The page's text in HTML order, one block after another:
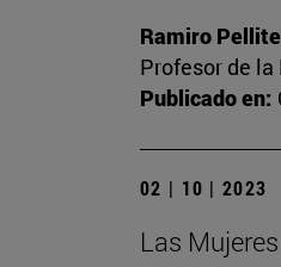
Ramiro
Profesor de
Publicado en:
02 | 10 | 2023
Las